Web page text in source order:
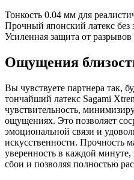
Тонкость 0.04 мм для
Прочный японский латекс без
Усиленная защита от разрывов
Ощущения
Вы чувствуете партнера так,
тончайший латекс Sagami
чувствительность,
ощущениях. Это позволяет
эмоциональной связи и
искусственности. Прочность
уверенность в каждой
сбои и позволяя полностью